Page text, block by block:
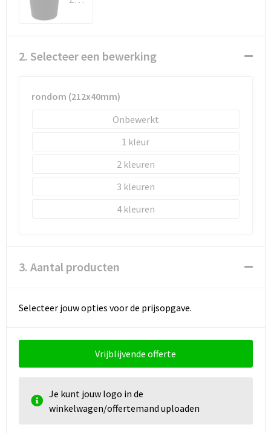
Sporttassen
Strandtassen
2. Selecteer een bewerking
rondom (212x40mm)
Onbewerkt
1
2
3
4
3. Aantal producten
Selecteer jouw opties voor de prijsopgave.
Vrijblijvende offerte
Je kunt jouw logo in de
winkelwagen/offertemand uploaden